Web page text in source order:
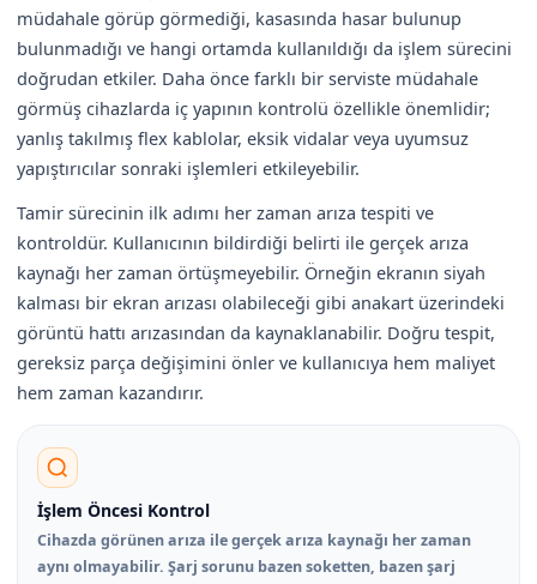
müdahale görüp görmediği, kasasında hasar bulunup
bulunmadığı ve hangi ortamda kullanıldığı da işlem sürecini
doğrudan etkiler. Daha önce farklı bir serviste müdahale
görmüş cihazlarda iç yapının kontrolü özellikle önemlidir;
yanlış takılmış flex kablolar, eksik vidalar veya uyumsuz
yapıştırıcılar sonraki işlemleri etkileyebilir.
Tamir sürecinin ilk adımı her zaman arıza tespiti ve
kontroldür. Kullanıcının bildirdiği belirti ile gerçek arıza
kaynağı her zaman örtüşmeyebilir. Örneğin ekranın siyah
kalması bir ekran arızası olabileceği gibi anakart üzerindeki
görüntü hattı arızasından da kaynaklanabilir. Doğru tespit,
gereksiz parça değişimini önler ve kullanıcıya hem maliyet
hem zaman kazandırır.
İşlem Öncesi Kontrol
Cihazda görünen arıza ile gerçek arıza kaynağı her zaman
aynı olmayabilir. Şarj sorunu bazen soketten, bazen şarj